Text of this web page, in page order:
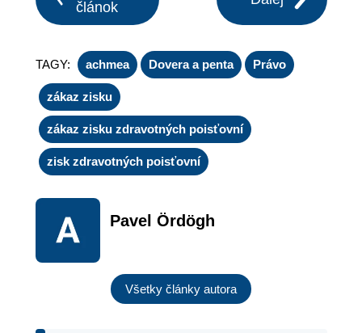
článok
TAGY: achmea Dovera a penta Právo
zákaz zisku
zákaz zisku zdravotných poisťovní
zisk zdravotných poisťovní
Pavel Ördögh
Všetky články autora